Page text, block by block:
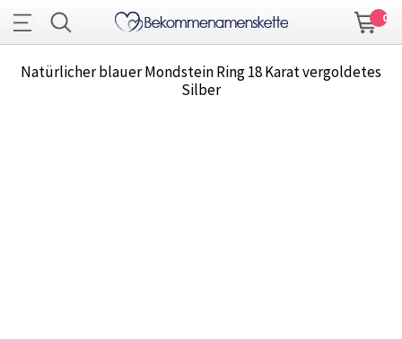
0
Natürlicher blauer Mondstein Ring 18 Karat vergoldetes
Silber